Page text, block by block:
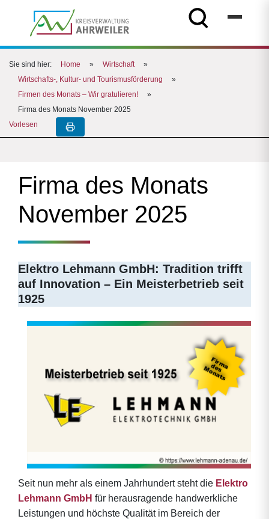
Sie sind hier: Home » Wirtschaft
»
Wirtschafts-, Kultur- und Tourismusförderung
»
Firmen des Monats – Wir gratulieren!
»
Firma des Monats November 2025
Vorlesen
Firma des Monats
November 2025
Elektro Lehmann GmbH: Tradition trifft
auf Innovation – Ein Meisterbetrieb seit
1925
Seit nun mehr als einem Jahrhundert steht die Elektro
Lehmann GmbH für herausragende handwerkliche
Leistungen und höchste Qualität im Bereich der